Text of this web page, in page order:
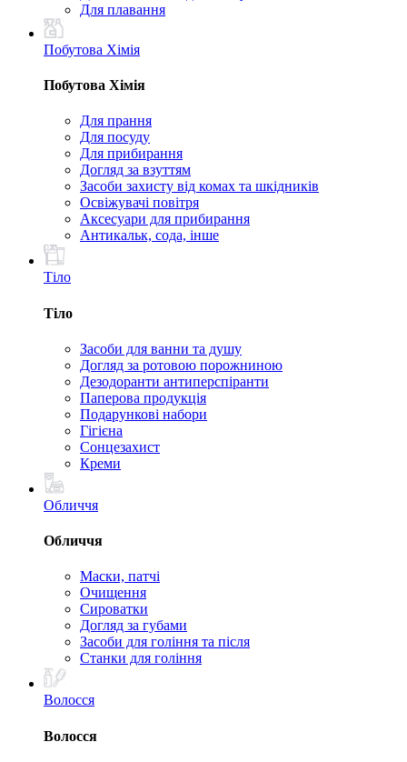
Для плавання
Побутова Хімія
Побутова Хімія
Для прання
Для посуду
Для прибирання
Догляд за взуттям
Засоби захисту від комах та шкідників
Освіжувачі повітря
Аксесуари для прибирання
Антикальк, сода, інше
Тіло
Тіло
Засоби для ванни та душу
Догляд за ротовою порожниною
Дезодоранти антиперспіранти
Паперова продукція
Подарункові набори
Гігієна
Сонцезахист
Креми
Обличчя
Обличчя
Маски, патчі
Очищення
Сироватки
Догляд за губами
Засоби для гоління та після
Станки для гоління
Волосся
Волосся